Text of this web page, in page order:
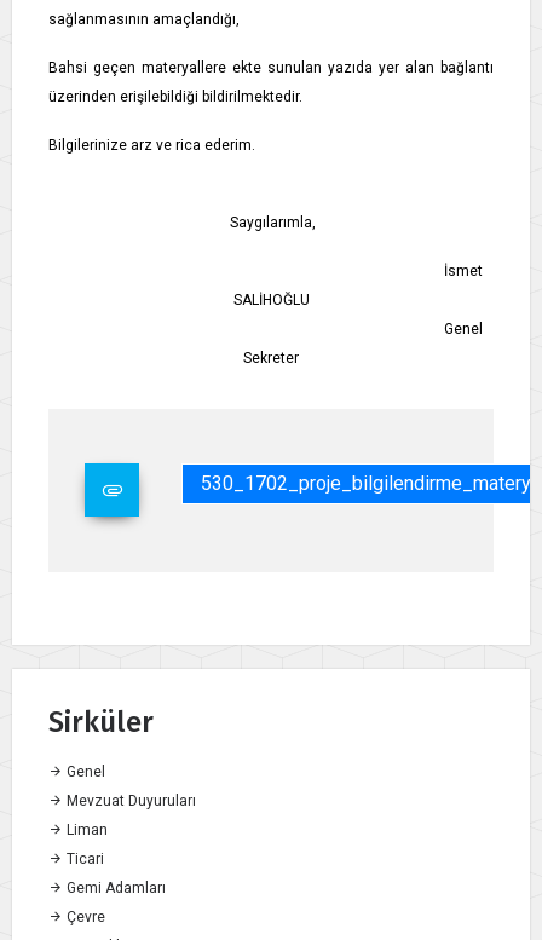
sağlanmasının amaçlandığı,
Bahsi geçen materyallere ekte sunulan yazıda yer alan bağlantı
üzerinden erişilebildiği bildirilmektedir.
Bilgilerinize arz ve rica ederim.
Saygılarımla,
İsmet
SALİHOĞLU
Genel
Sekreter
Sirküler
Genel
Mevzuat Duyuruları
Liman
Ticari
Gemi Adamları
Çevre